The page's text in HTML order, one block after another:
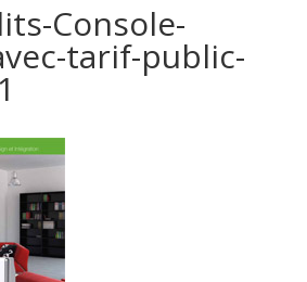
Console-
tarif-public-